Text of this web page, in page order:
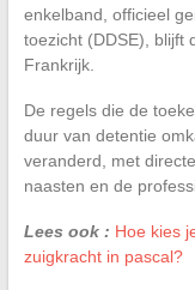
enkelband, officieel
toezicht (DDSE), blijft
Frankrijk.
De regels die de
duur van detentie
veranderd, met
naasten en de
Lees ook : Hoe kies
zuigkracht in pascal?